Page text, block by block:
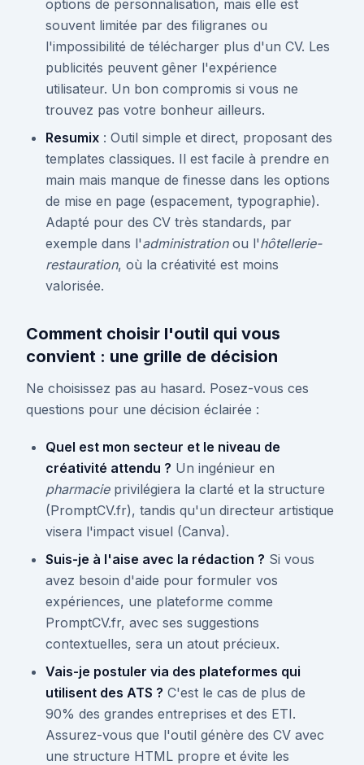
options de personnalisation, mais elle est
souvent limitée par des filigranes ou
l'impossibilité de télécharger plus d'un CV. Les
publicités peuvent gêner l'expérience
utilisateur. Un bon compromis si vous ne
trouvez pas votre bonheur ailleurs.
Resumix : Outil simple et direct, proposant des
templates classiques. Il est facile à prendre en
main mais manque de finesse dans les options
de mise en page (espacement, typographie).
Adapté pour des CV très standards, par
exemple dans l'administrationou l'hôtellerie-
restauration, où la créativité est moins
valorisée.
Comment choisir l'outil qui vous
convient : une grille de décision
Ne choisissez pas au hasard. Posez-vous ces
questions pour une décision éclairée :
Quel est mon secteur et le niveau de
créativité attendu ? Un ingénieur en
pharmacieprivilégiera la clarté et la structure
(PromptCV.fr), tandis qu'un directeur artistique
visera l'impact visuel (Canva).
Suis-je à l'aise avec la rédaction ? Si vous
avez besoin d'aide pour formuler vos
expériences, une plateforme comme
PromptCV.fr, avec ses suggestions
contextuelles, sera un atout précieux.
Vais-je postuler via des plateformes qui
utilisent des ATS ? C'est le cas de plus de
90% des grandes entreprises et des ETI.
Assurez-vous que l'outil génère des CV avec
une structure HTML propre et évite les